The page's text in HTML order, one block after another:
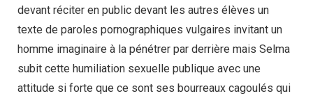
devant réciter en public devant les autres élèves un
texte de paroles pornographiques vulgaires invitant un
homme imaginaire à la pénétrer par derrière mais Selma
subit cette humiliation sexuelle publique avec une
attitude si forte que ce sont ses bourreaux cagoulés qui